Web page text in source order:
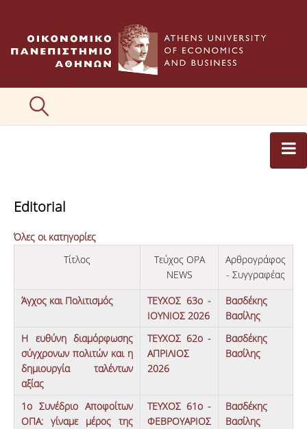
ΣΥΝΤΑΚΤΙΚΗ ΟΜΑΔΑ
ΕΠΙΚΟΙΝΩΝΙΑ
Editorial
Όλες οι κατηγορίες
Τίτλος
Τεύχος OPA
NEWS
Αρθρογράφος
- Συγγραφέας
Άγχος και Πολιτισμός
ΤΕΥΧΟΣ 63ο -
ΙΟΥΝΙΟΣ 2026
Βασδέκης
Βασίλης
Η ευθύνη διαμόρφωσης
σύγχρονων πολιτών και η
δημιουργία ταλέντων
αξίας
ΤΕΥΧΟΣ 62ο -
ΑΠΡΙΛΙΟΣ
2026
Βασδέκης
Βασίλης
1ο Συνέδριο Αποφοίτων
ΟΠΑ: γίναμε μέρος της
ΤΕΥΧΟΣ 61ο -
ΦΕΒΡΟΥΑΡΙΟΣ
Βασδέκης
Βασίλης